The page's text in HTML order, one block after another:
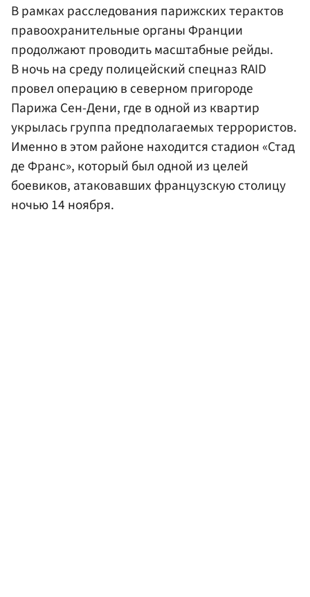
В рамках расследования парижских терактов
правоохранительные органы Франции
продолжают проводить масштабные рейды.
В ночь на среду полицейский спецназ RAID
провел операцию в северном пригороде
Парижа Сен-Дени, где в одной из квартир
укрылась группа предполагаемых террористов.
Именно в этом районе находится стадион «Стад
де Франс», который был одной из целей
боевиков, атаковавших французскую столицу
ночью 14 ноября.